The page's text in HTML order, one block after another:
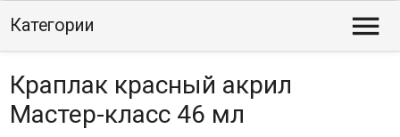
Категории 
Краплак красный акрил
Мастер-класс 46 мл